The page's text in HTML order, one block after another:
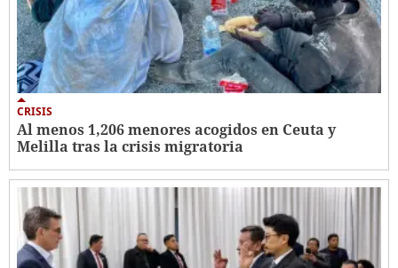
CRISIS
Al menos 1,206 menores acogidos en Ceuta y
Melilla tras la crisis migratoria